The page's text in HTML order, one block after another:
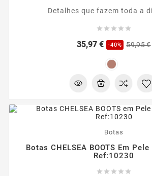
Detalhes que fazem toda a
    
35,97 € -40% 59,95 €
Botas
Botas CHELSEA BOOTS Em
Ref:10230
    